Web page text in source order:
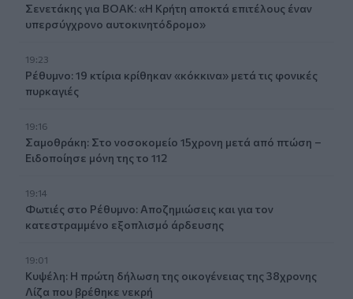
Σενετάκης για ΒΟΑΚ: «Η Κρήτη αποκτά επιτέλους έναν
υπερσύγχρονο αυτοκινητόδρομο»
19:23
Ρέθυμνο: 19 κτίρια κρίθηκαν «κόκκινα» μετά τις φονικές
πυρκαγιές
19:16
Σαμοθράκη: Στο νοσοκομείο 15χρονη μετά από πτώση –
Ειδοποίησε μόνη της το 112
19:14
Φωτιές στο Ρέθυμνο: Αποζημιώσεις και για τον
κατεστραμμένο εξοπλισμό άρδευσης
19:01
Κυψέλη: Η πρώτη δήλωση της οικογένειας της 38χρονης
Λίζα που βρέθηκε νεκρή